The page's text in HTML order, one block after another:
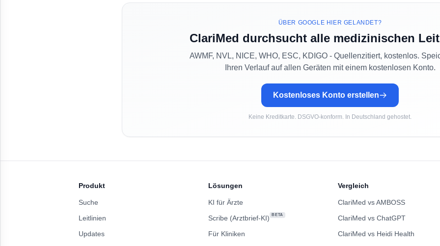
ÜBER GOOGLE HIER GELANDET?
ClariMed durchsucht alle medizinischen
AWMF, NVL, NICE, WHO, ESC, KDIGO - Quellenzitiert, kostenlos.
Ihren Verlauf auf allen Geräten mit einem kostenlosen Konto.
Kostenloses Konto erstellen
Keine Kreditkarte. DSGVO-konform. In Deutschland gehostet.
Produkt
Suche
Leitlinien
Updates
Lösungen
KI für Ärzte
Scribe (Arztbrief-KI)
BETA
Für Kliniken
Vergleich
ClariMed vs AMBOSS
ClariMed vs ChatGPT
ClariMed vs Heidi Health